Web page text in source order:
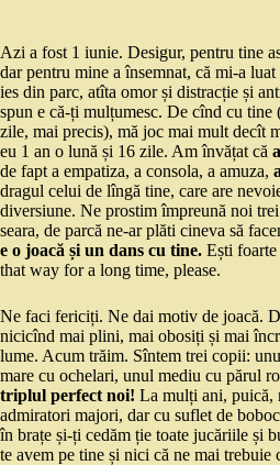
Azi a fost 1 iunie. Desigur, pentru tine
dar pentru mine a însemnat, că mi-a luat
ies din parc, atîta omor și distracție și
spun e că-ți mulțumesc. De cînd cu tine
zile, mai precis), mă joc mai mult decît
eu 1 an o lună și 16 zile. Am învățat că
de fapt a empatiza, a consola, a amuza,
dragul celui de lîngă tine, care are
diversiune. Ne prostim împreună noi
seara, de parcă ne-ar plăti cineva să
e o joacă și un dans cu tine. Ești
that way for a long time, please.
Ne faci fericiți. Ne dai motiv de joacă.
nicicînd mai plini, mai obosiți și mai
lume. Acum trăim. Sîntem trei copii:
mare cu ochelari, unul mediu cu părul
triplul perfect noi! La mulți ani, puică,
admiratori majori, dar cu suflet de
în brațe și-ți cedăm ție toate jucăriile și
te avem pe tine și nici că ne mai trebuie